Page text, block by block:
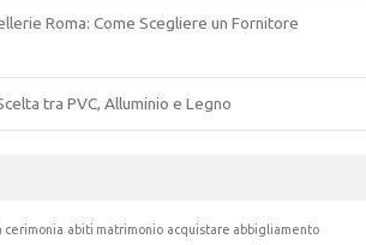
Roma: Come Scegliere un Fornitore
tra PVC, Alluminio e Legno
cerimonia abiti matrimonio acquistare abbigliamento